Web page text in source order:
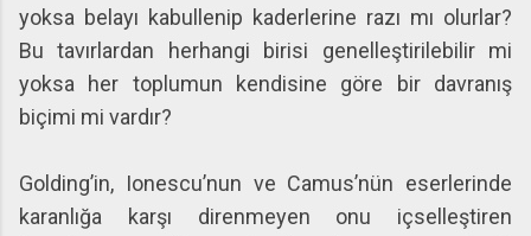
yoksa belayı kabullenip kaderlerine razı mı olurlar?
Bu tavırlardan herhangi birisi genelleştirilebilir mi
yoksa her toplumun kendisine göre bir davranış
biçimi mi vardır?
Golding’in, Ionescu’nun ve Camus’nün eserlerinde
karanlığa karşı direnmeyen onu içselleştiren